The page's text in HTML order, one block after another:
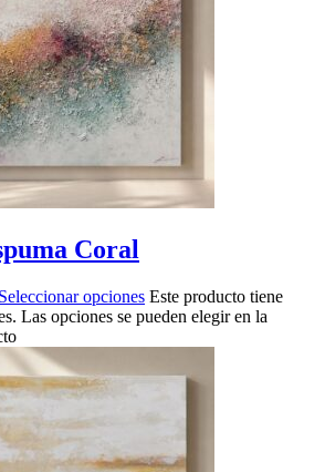
Coral
Seleccionar opciones Este producto tiene
Las opciones se pueden elegir en la